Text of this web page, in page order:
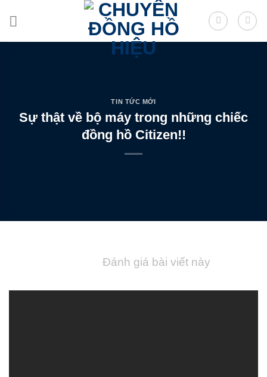
TIN TỨC MỚI
Sự thật về bộ máy trong những chiếc
đồng hồ Citizen!!
Đánh giá bài viết này